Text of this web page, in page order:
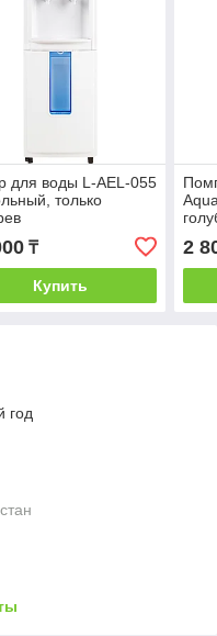
для воды L-AEL-055
только
₸
Купить
2
год